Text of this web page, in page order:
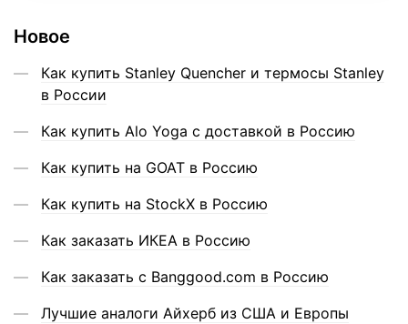
Новое
Как купить Stanley Quencher и термосы Stanley
в России
Как купить Alo Yoga с доставкой в Россию
Как купить на GOAT в Россию
Как купить на StockX в Россию
Как заказать ИКЕА в Россию
Как заказать с Banggood.com в Россию
Лучшие аналоги Айхерб из США и Европы